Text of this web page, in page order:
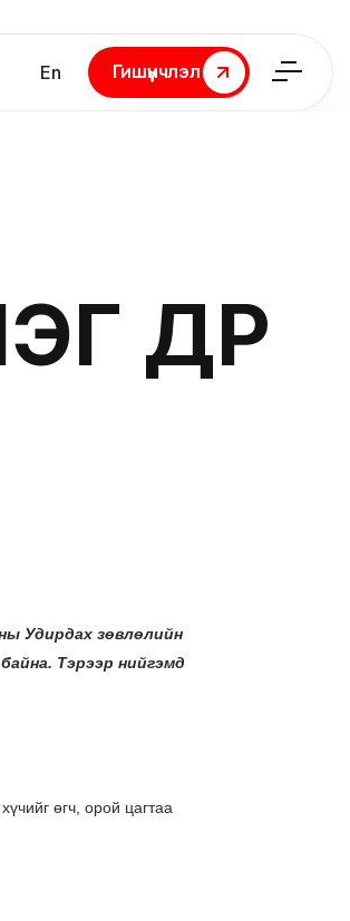
En
Гишүүнчлэл
Гишүүнчлэл
ӨДӨР
Удирдах зөвлөлийн
Тэрээр нийгэмд
өгч, орой цагтаа